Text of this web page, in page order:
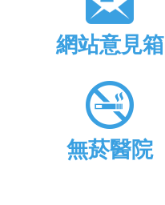
網站意見箱
無菸醫院